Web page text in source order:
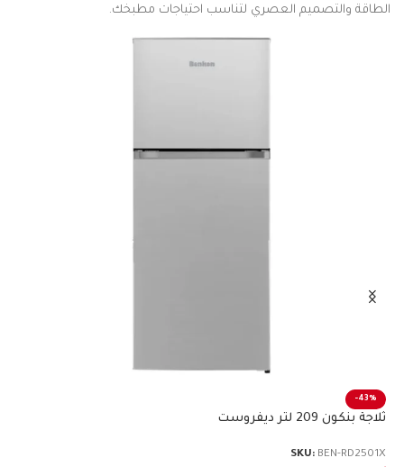
الطاقة والتصميم العصري لتناسب احتياجات مطبخك.
-43%
ثلاجة بنكون 209 لتر ديفروست
SKU: BEN-RD2501X